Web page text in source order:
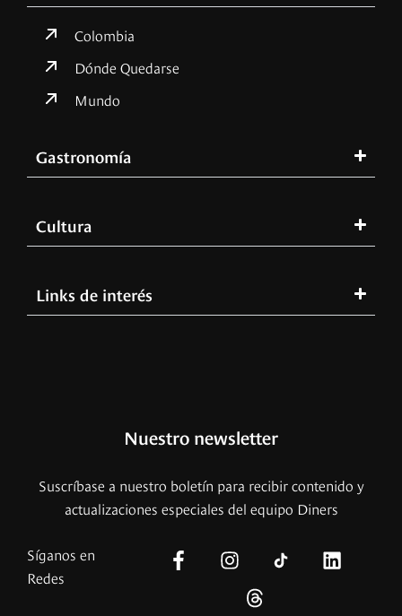
Colombia
Dónde Quedarse
Mundo
Gastronomía
Cultura
Links de interés
Nuestro newsletter
Suscríbase a nuestro boletín para recibir contenido y
actualizaciones especiales del equipo Diners
Síganos en
Redes